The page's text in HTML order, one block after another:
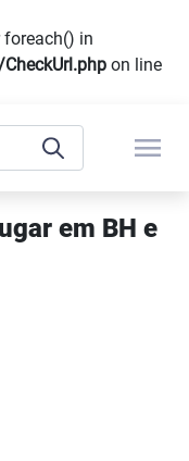
in
on line
menu
em BH e